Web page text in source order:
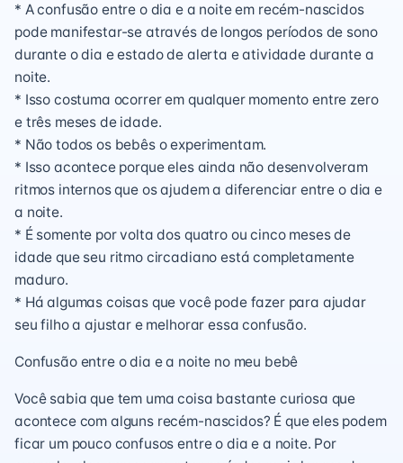
* A confusão entre o dia e a noite em recém-nascidos
pode manifestar-se através de longos períodos de sono
durante o dia e estado de alerta e atividade durante a
noite.
* Isso costuma ocorrer em qualquer momento entre zero
e três meses de idade.
* Não todos os bebês o experimentam.
* Isso acontece porque eles ainda não desenvolveram
ritmos internos que os ajudem a diferenciar entre o dia e
a noite.
* É somente por volta dos quatro ou cinco meses de
idade que seu ritmo circadiano está completamente
maduro.
* Há algumas coisas que você pode fazer para ajudar
seu filho a ajustar e melhorar essa confusão.
Confusão entre o dia e a noite no meu bebê
Você sabia que tem uma coisa bastante curiosa que
acontece com alguns recém-nascidos? É que eles podem
ficar um pouco confusos entre o dia e a noite. Por